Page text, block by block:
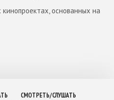
основанных на
СМОТРЕТЬ/СЛУШАТЬ